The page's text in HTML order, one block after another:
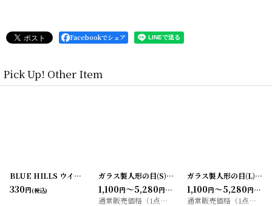
Facebookでシェア
Pick Up! Other Item
[20200413-3 ]
BLUE HILLS ウイスキーラベル （2枚セット） [ 20200407-11]
330円(税込)
ガラス製人形の目(S)10個SET グラスアイ/ドールアイ
1,100円～5,280円(税込)
通常販売価格（1点） 1,100円～6,600円
ガラス製人形の目(L)10個SET グラスアイ/ドールアイ
1,100円～5,280円(税込)
通常販売価格（1点）